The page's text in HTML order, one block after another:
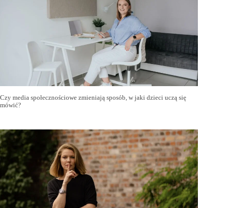
Czy media społecznościowe zmieniają sposób, w jaki dzieci uczą się
mówić?